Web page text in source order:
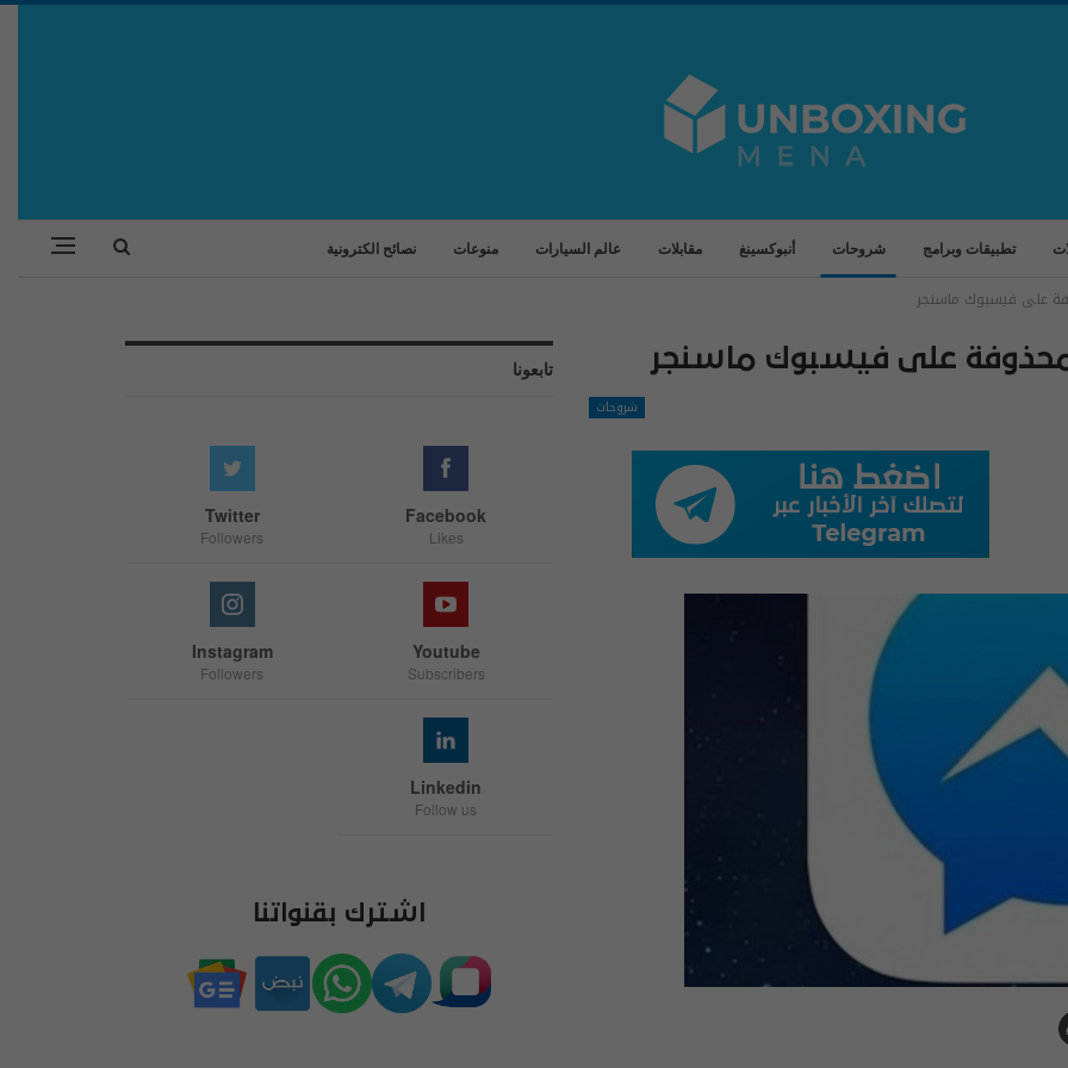
تطبيقات وبرامج شروحات أنبوكسينغ مقابلات عالم السيارات منوعات نصائح الكترونية
على فيسبوك ماسنجر
على فيسبوك ماسنجر
شروحات
تابعونا
Facebook
Likes
Twitter
Followers
Youtube
Subscribers
Instagram
Followers
Linkedin
Follow us
اشترك بقنواتنا